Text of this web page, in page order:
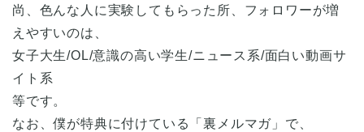
尚、色んな人に実験してもらった所、フォロワーが増
えやすいのは、
女子大生/OL/意識の高い学生/ニュース系/面白い動画サ
イト系
等です。
なお、僕が特典に付けている「裏メルマガ」で、